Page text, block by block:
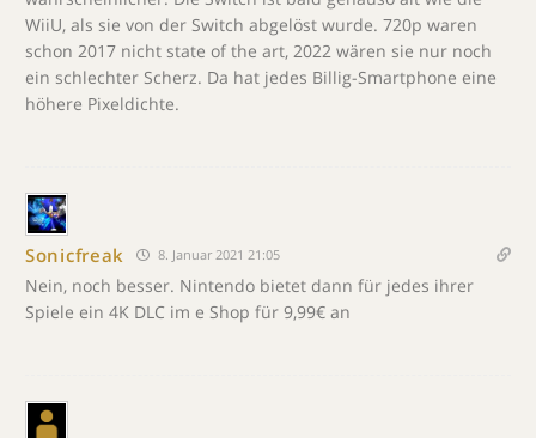
WiiU, als sie von der Switch abgelöst wurde. 720p waren
schon 2017 nicht state of the art, 2022 wären sie nur noch
ein schlechter Scherz. Da hat jedes Billig-Smartphone eine
höhere Pixeldichte.
Sonicfreak 8. Januar 2021 21:05
Nein, noch besser. Nintendo bietet dann für jedes ihrer
Spiele ein 4K DLC im e Shop für 9,99€ an